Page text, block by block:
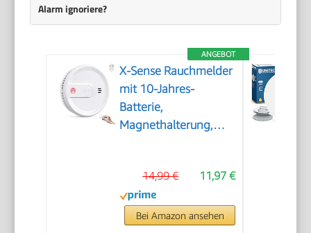
Alarm ignoriere?
ANGEBOT
X-Sense Rauchmelder
mit 10-Jahres-
Batterie,
Magnethalterung,
11,97 €
14,99 €
Bei Amazon ansehen